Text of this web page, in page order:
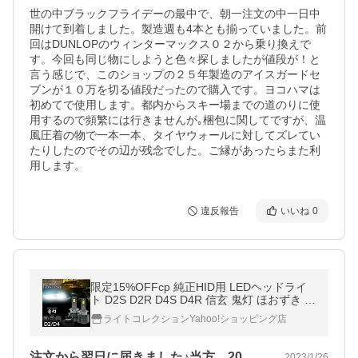
世の中ブラックフライデーの最中で、朝一注文の中一日中
開けて到着しました。製造週も4本とも揃っていました。前
回はDUNLOPのウィンターマックス０２から乗り換えで
す。今回も同じ物にしようと色々探しましたが値段が！と
言う感じで、このショップの２５年製造のアイスガードセ
ブンが１０万を切る値段だったので購入です。ヨコハマは
初めてで使用します。都内からスキー場までの道のりに使
用するので頻繁には行きませんが｡梱包に関してですが、温
風圧着の物で一本一本、タイヤウォールに対してズレてい
たりしたのでその辺が残念でした。ご縁があったらまた利
違反報告 いいね 0
限定15%OFFcp 純正HID用 LEDヘッドライ
ト D2S D2R D4S D4R 信玄 鬼灯 ほおずき 車
検対応 9000ルーメン 6000K ホワイト コン
バーターレス キャンセラー内蔵
ライトコレクションYahoo!ショッピング店